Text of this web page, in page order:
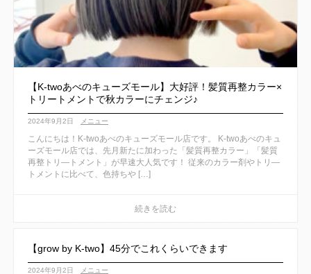
【K-twoあべのキューズモール】大好評！髪質再整カラー×
トリートメントで秋カラーにチェンジ♪
2024年9月2日 メニュー
こんにちは！K-twoあべのキューズモール店です。 K-twoあべのキュ
ーズモール店では、先月新たに加わった「髪質再整カラー」「髪質
再整トリ―トメント」が早速大人気です！ 従来のカラー剤やトリ―
トメントに比べて、色持ちや […]
【grow by K-two】45分でこれくらいできます
2024年9月2日 メニュー